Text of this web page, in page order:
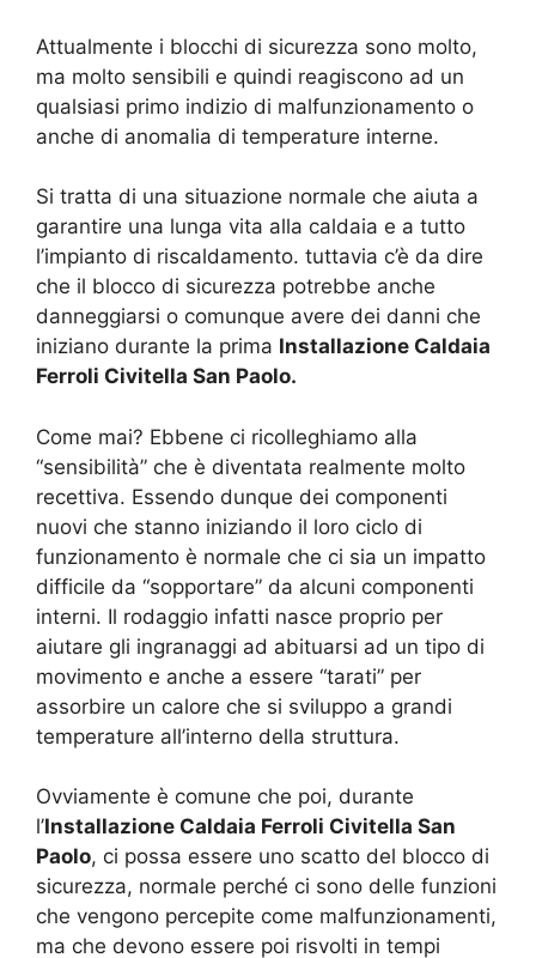
Attualmente i blocchi di sicurezza sono molto,
ma molto sensibili e quindi reagiscono ad un
qualsiasi primo indizio di malfunzionamento o
anche di anomalia di temperature interne.
Si tratta di una situazione normale che aiuta a
garantire una lunga vita alla caldaia e a tutto
l’impianto di riscaldamento. tuttavia c’è da dire
che il blocco di sicurezza potrebbe anche
danneggiarsi o comunque avere dei danni che
iniziano durante la prima Installazione Caldaia
Ferroli Civitella San Paolo.
Come mai? Ebbene ci ricolleghiamo alla
“sensibilità” che è diventata realmente molto
recettiva. Essendo dunque dei componenti
nuovi che stanno iniziando il loro ciclo di
funzionamento è normale che ci sia un impatto
difficile da “sopportare” da alcuni componenti
interni. Il rodaggio infatti nasce proprio per
aiutare gli ingranaggi ad abituarsi ad un tipo di
movimento e anche a essere “tarati” per
assorbire un calore che si sviluppo a grandi
temperature all’interno della struttura.
Ovviamente è comune che poi, durante
l’Installazione Caldaia Ferroli Civitella San
Paolo, ci possa essere uno scatto del blocco di
sicurezza, normale perché ci sono delle funzioni
che vengono percepite come malfunzionamenti,
ma che devono essere poi risvolti in tempi